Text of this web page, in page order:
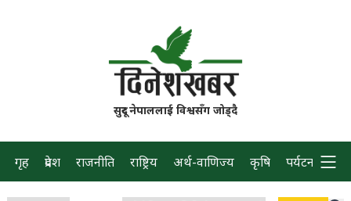
सुदूर नेपाललाई विश्वसँग जोड्दै
गृह प्रदेश राजनीति राष्ट्रिय अर्थ-वाणिज्य कृषि पर्यटन प्रवास